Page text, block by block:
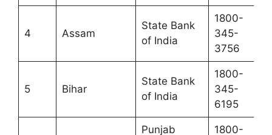
4 Assam
State Bank
of India
1800-
345-
3756
5 Bihar
State Bank
of India
1800-
345-
6195
Punjab 1800-